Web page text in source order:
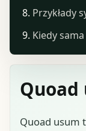
Quoad
Quoad usum
Przykłady
Kiedy